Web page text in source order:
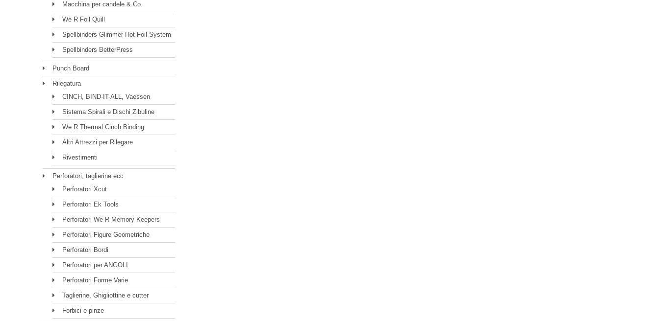
Macchina per candele & Co.
We R Foil Quill
Spellbinders Glimmer Hot Foil System
Spellbinders BetterPress
Punch Board
Rilegatura
CINCH, BIND-IT-ALL, Vaessen
Sistema Spirali e Dischi Zibuline
We R Thermal Cinch Binding
Altri Attrezzi per Rilegare
Rivestimenti
Perforatori, taglierine ecc
Perforatori Xcut
Perforatori Ek Tools
Perforatori We R Memory Keepers
Perforatori Figure Geometriche
Perforatori Bordi
Perforatori per ANGOLI
Perforatori Forme Varie
Taglierine, Ghigliottine e cutter
Forbici e pinze